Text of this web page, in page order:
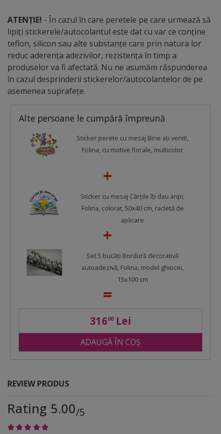
ATENȚIE! - În cazul în care peretele pe care urmează să
lipiți stickerele/autocolantul este dat cu var ce conține
teflon, silicon sau alte substanțe care prin natura lor
reduc aderența adezivilor, rezistența în timp a
produselor va fi afectată. Nu ne asumăm răspunderea
în cazul desprinderii stickerelor/autocolantelor de pe
asemenea suprafețe.
Alte persoane le cumpără împreună
Sticker perete cu mesaj Bine aţi venit!,
Folina, cu motive florale, multicolor
Sticker cu mesaj Cărţile îţi dau aripi,
Folina, colorat, 50x40 cm, racletă de
aplicare
Set 5 bucăţi Bordură decorativă
autoadezivă, Folina, model ghiocei,
15x100 cm
31600Lei
ADAUGĂ ÎN COȘ
REVIEW PRODUS
Rating 5.00/5